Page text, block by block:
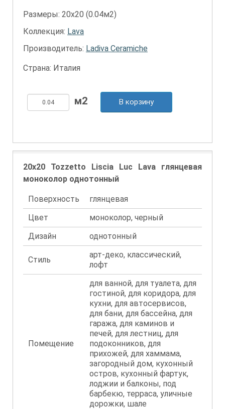
Размеры: 20х20 (0.04м2)
Коллекция: Lava
Производитель: Ladiva Сeramiche
Страна: Италия
В корзину
20x20 Tozzetto Liscia Luc Lava глянцевая
моноколор однотонный
Поверхность
глянцевая
Цвет
моноколор, черный
Дизайн
однотонный
Стиль
арт-деко, классический,
лофт
Помещение
для ванной, для туалета, для
гостиной, для коридора, для
кухни, для автосервисов,
для бани, для бассейна, для
гаража, для каминов и
печей, для лестниц, для
подоконников, для
прихожей, для хаммама,
загородный дом, кухонный
остров, кухонный фартук,
лоджии и балконы, под
барбекю, терраса, уличные
дорожки, шале